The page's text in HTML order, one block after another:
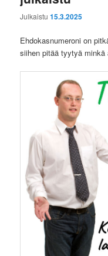
Julkaistu15.3.2025
Ehdokasnumeroni on
siihen pitää tyytyä minkä